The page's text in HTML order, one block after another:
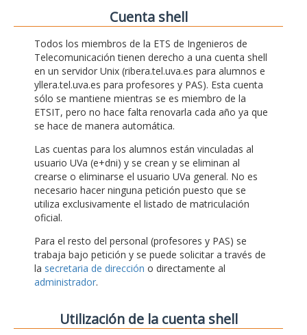
Cuenta shell
Todos los miembros de la ETS de Ingenieros de
Telecomunicación tienen derecho a una cuenta shell
en un servidor Unix (ribera.tel.uva.es para alumnos e
yllera.tel.uva.es para profesores y PAS). Esta cuenta
sólo se mantiene mientras se es miembro de la
ETSIT, pero no hace falta renovarla cada año ya que
se hace de manera automática.
Las cuentas para los alumnos están vinculadas al
usuario UVa (e+dni) y se crean y se eliminan al
crearse o eliminarse el usuario UVa general. No es
necesario hacer ninguna petición puesto que se
utiliza exclusivamente el listado de matriculación
oficial.
Para el resto del personal (profesores y PAS) se
trabaja bajo petición y se puede solicitar a través de
la secretaria de dirección o directamente al
administrador.
Utilización de la cuenta shell